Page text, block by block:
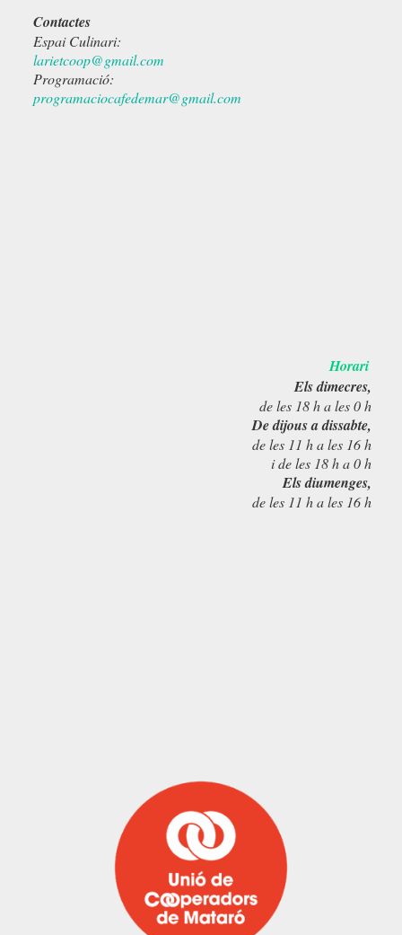
Contactes
Espai Culinari:
larietcoop@gmail.com
Programació:
programaciocafedemar@gmail.com
Horari
Els dimecres,
de les 18 h a les 0 h
De dijous a dissabte,
de les 11 h a les 16 h
i de les 18 h a 0 h
Els diumenges,
de les 11 h a les 16 h